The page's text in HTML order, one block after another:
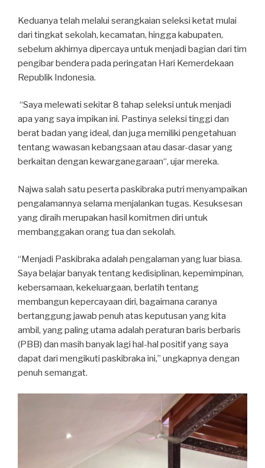
Keduanya telah melalui serangkaian seleksi ketat mulai
dari tingkat sekolah, kecamatan, hingga kabupaten,
sebelum akhirnya dipercaya untuk menjadi bagian dari tim
pengibar bendera pada peringatan Hari Kemerdekaan
Republik Indonesia.
“Saya melewati sekitar 8 tahap seleksi untuk menjadi
apa yang saya impikan ini. Pastinya seleksi tinggi dan
berat badan yang ideal, dan juga memiliki pengetahuan
tentang wawasan kebangsaan atau dasar-dasar yang
berkaitan dengan kewarganegaraan“, ujar mereka.
Najwa salah satu peserta paskibraka putri menyampaikan
pengalamannya selama menjalankan tugas. Kesuksesan
yang diraih merupakan hasil komitmen diri untuk
membanggakan orang tua dan sekolah.
“Menjadi Paskibraka adalah pengalaman yang luar biasa.
Saya belajar banyak tentang kedisiplinan, kepemimpinan,
kebersamaan, kekeluargaan, berlatih tentang
membangun kepercayaan diri, bagaimana caranya
bertanggung jawab penuh atas keputusan yang kita
ambil, yang paling utama adalah peraturan baris berbaris
(PBB) dan masih banyak lagi hal-hal positif yang saya
dapat dari mengikuti paskibraka ini,” ungkapnya dengan
penuh semangat.